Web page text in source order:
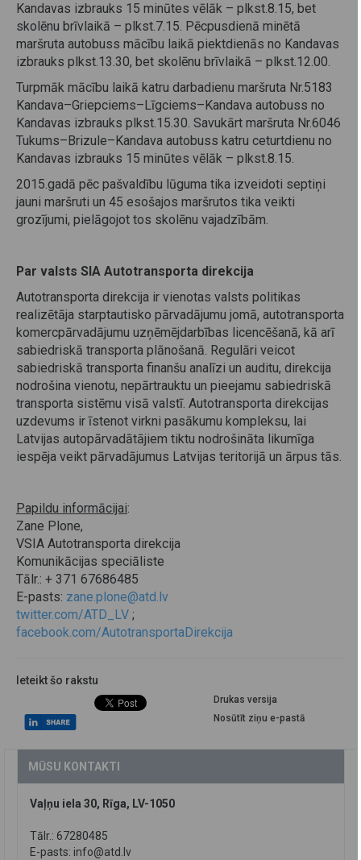
Kandavas izbrauks 15 minūtes vēlāk – plkst.8.15, bet
skolēnu brīvlaikā – plkst.7.15. Pēcpusdienā minētā
maršruta autobuss mācību laikā piektdienās no Kandavas
izbrauks plkst.13.30, bet skolēnu brīvlaikā – plkst.12.00.
Turpmāk mācību laikā katru darbadienu maršruta Nr.5183
Kandava–Griepciems–Līgciems–Kandava autobuss no
Kandavas izbrauks plkst.15.30. Savukārt maršruta Nr.6046
Tukums–Brizule–Kandava autobuss katru ceturtdienu no
Kandavas izbrauks 15 minūtes vēlāk – plkst.8.15.
2015.gadā pēc pašvaldību lūguma tika izveidoti septiņi
jauni maršruti un 45 esošajos maršrutos tika veikti
grozījumi, pielāgojot tos skolēnu vajadzībām.
Par valsts SIA Autotransporta direkcija
Autotransporta direkcija ir vienotas valsts politikas
realizētāja starptautisko pārvadājumu jomā, autotransporta
komercpārvadājumu uzņēmējdarbības licencēšanā, kā arī
sabiedriskā transporta plānošanā. Regulāri veicot
sabiedriskā transporta finanšu analīzi un auditu, direkcija
nodrošina vienotu, nepārtrauktu un pieejamu sabiedriskā
transporta sistēmu visā valstī. Autotransporta direkcijas
uzdevums ir īstenot virkni pasākumu kompleksu, lai
Latvijas autopārvadātājiem tiktu nodrošināta likumīga
iespēja veikt pārvadājumus Latvijas teritorijā un ārpus tās.
Papildu informācijai:
Zane Plone,
VSIA Autotransporta direkcija
Komunikācijas speciāliste
Tālr.: + 371 67686485
E-pasts: zane.plone@atd.lv
twitter.com/ATD_LV ;
facebook.com/AutotransportaDirekcija
Ieteikt šo rakstu
Drukas versija
Nosūtīt ziņu e-pastā
MŪSU KONTAKTI
Vaļņu iela 30, Rīga, LV-1050
Tālr.: 67280485
E-pasts: info@atd.lv